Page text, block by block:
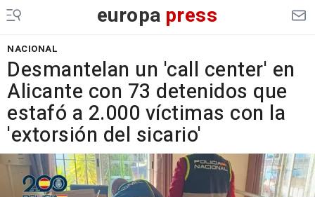
europa press
NACIONAL
Desmantelan un 'call center' en
Alicante con 73 detenidos que
estafó a 2.000 víctimas con la
'extorsión del sicario'